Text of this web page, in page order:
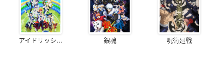
アイドリッシ... 銀魂 呪術廻戦